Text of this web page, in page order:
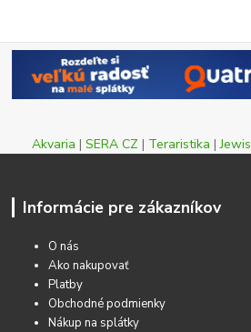
Akvaria | SERA CZ | Teraristika |
Informácie pre zákazníkov
O nás
Ako nakupovať
Platby
Obchodné podmienky
Nákup na splátky